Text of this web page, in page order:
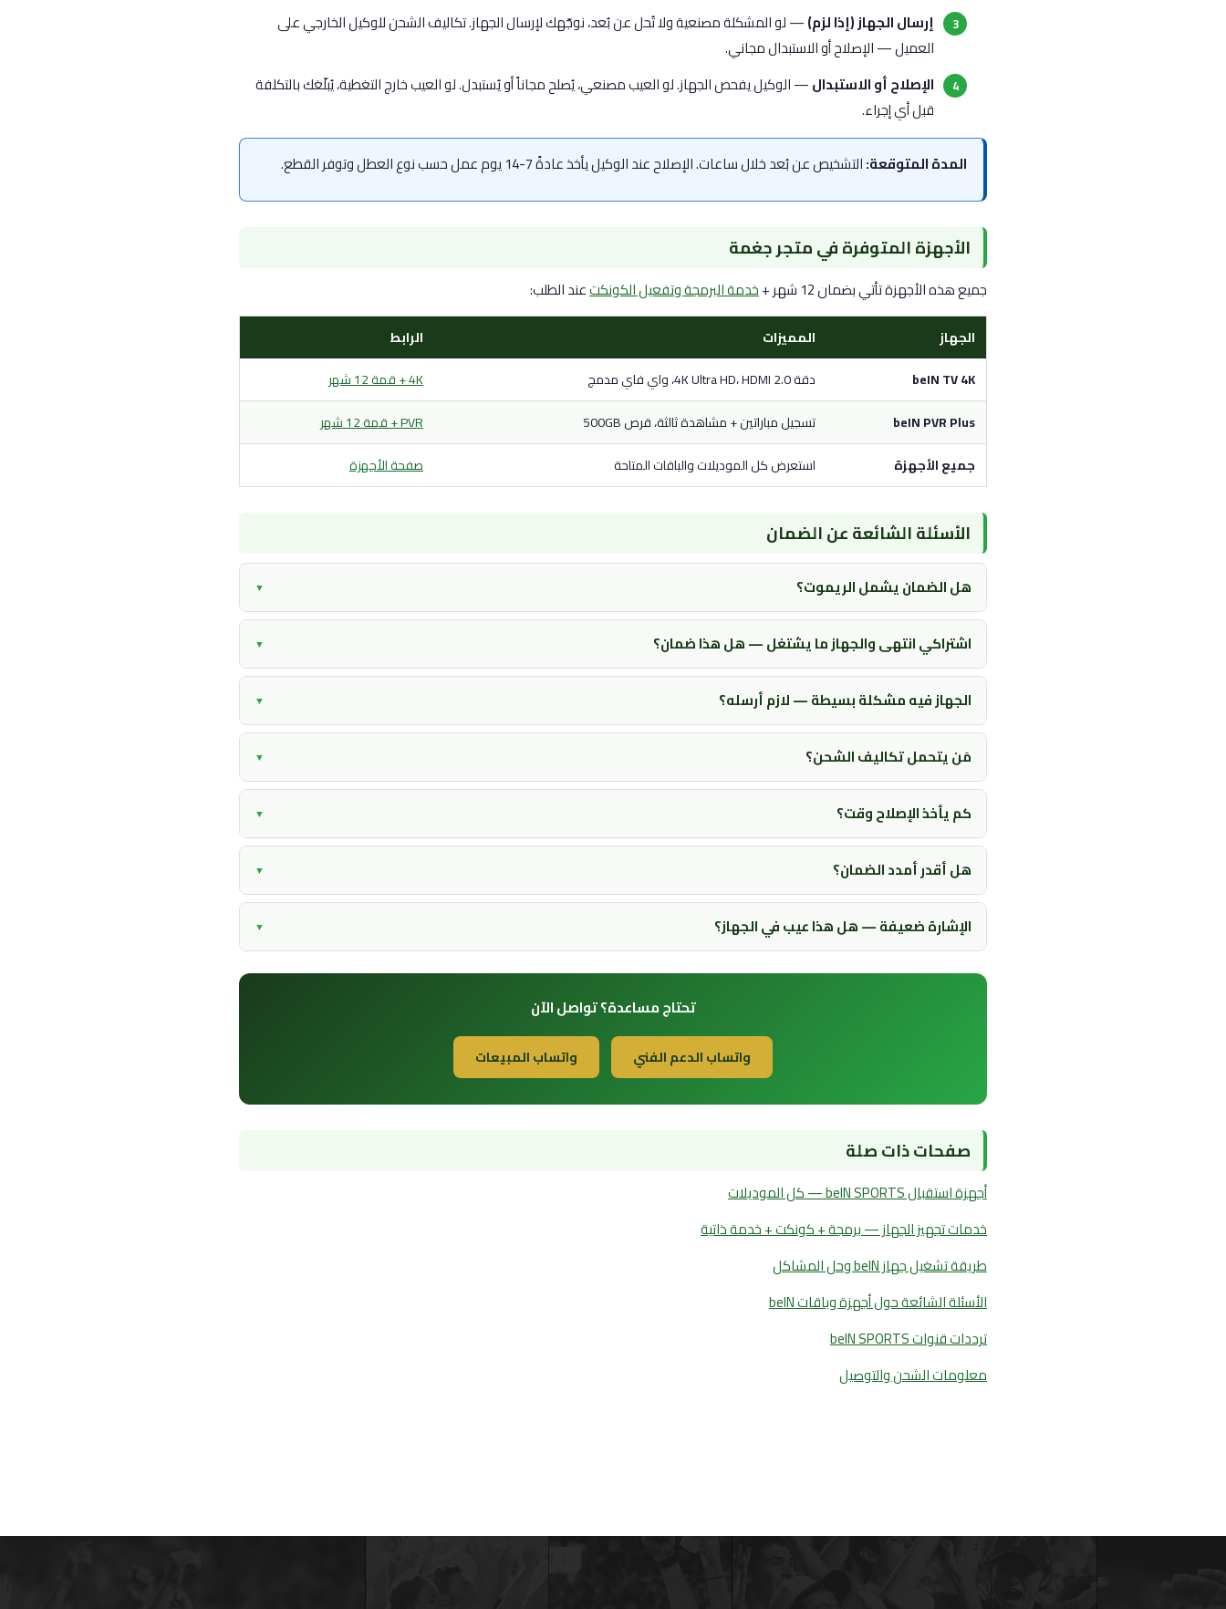
إرسال الجهاز (إذا لزم)— لو المشكلة مصنعية ولا تُحل عن بُعد، نوجّهك لإرسال الجهاز. تكاليف الشحن للوكيل الخارجي على
العميل — الإصلاح أو الاستبدال مجاني.
الإصلاح أو الاستبدال— الوكيل يفحص الجهاز. لو العيب مصنعي، يُصلح مجاناً أو يُستبدل. لو العيب خارج التغطية، يُبلّغك بالتكلفة
قبل أي إجراء.
المدة المتوقعة:التشخيص عن بُعد خلال ساعات. الإصلاح عند الوكيل يأخذ عادةً 7-14 يوم عمل حسب نوع العطل وتوفر القطع.
الأجهزة المتوفرة في متجر جغمة
جميع هذه الأجهزة تأتي بضمان 12 شهر + خدمة البرمجة وتفعيل الكونكتعند الطلب:
الجهاز المميزات
الرابط
beIN TV 4K
دقة 4K Ultra HD، HDMI 2.0، واي فاي مدمج
4K + قمة 12 شهر
beIN PVR Plus
تسجيل مباراتين + مشاهدة ثالثة، قرص 500GB
PVR + قمة 12 شهر
جميع الأجهزة
استعرض كل الموديلات والباقات المتاحة صفحة الأجهزة
الأسئلة الشائعة عن الضمان
هل الضمان يشمل الريموت؟
اشتراكي انتهى والجهاز ما يشتغل — هل هذا ضمان؟
الجهاز فيه مشكلة بسيطة — لازم أرسله؟
مَن يتحمل تكاليف الشحن؟
كم يأخذ الإصلاح وقت؟
هل أقدر أمدد الضمان؟
الإشارة ضعيفة — هل هذا عيب في الجهاز؟
تحتاج مساعدة؟ تواصل الآن
واتساب الدعم الفني واتساب المبيعات
صفحات ذات صلة
أجهزة استقبال beIN SPORTS — كل الموديلات
خدمات تجهيز الجهاز — برمجة + كونكت + خدمة ذاتية
طريقة تشغيل جهاز beIN وحل المشاكل
الأسئلة الشائعة حول أجهزة وباقات beIN
ترددات قنوات beIN SPORTS
معلومات الشحن والتوصيل